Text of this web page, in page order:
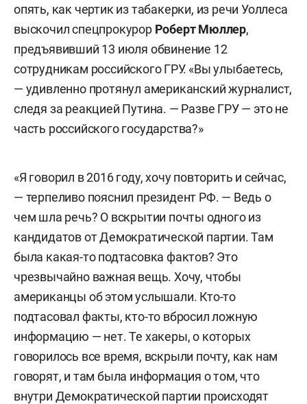
опять, как чертик из табакерки, из речи Уоллеса
выскочил спецпрокурор Роберт Мюллер,
предъявивший 13 июля обвинение 12
сотрудникам российского ГРУ. «Вы улыбаетесь,
— удивленно протянул американский журналист,
следя за реакцией Путина. — Разве ГРУ — это не
часть российского государства?»
«Я говорил в 2016 году, хочу повторить и сейчас,
— терпеливо пояснил президент РФ. — Ведь о
чем шла речь? О вскрытии почты одного из
кандидатов от Демократической партии. Там
была какая-то подтасовка фактов? Это
чрезвычайно важная вещь. Хочу, чтобы
американцы об этом услышали. Кто-то
подтасовал факты, кто-то вбросил ложную
информацию — нет. Те хакеры, о которых
говорилось все время, вскрыли почту, как нам
говорят, и там была информация о том, что
внутри Демократической партии происходят